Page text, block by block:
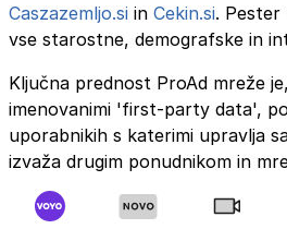
Caszazemljo.si in Cekin.si.
vse starostne, demografske in
Ključna prednost ProAd mreže
imenovanimi 'first-party data',
uporabnikih s katerimi upravlja
izvaža drugim ponudnikom in
ProAdmesečno doseže več kot